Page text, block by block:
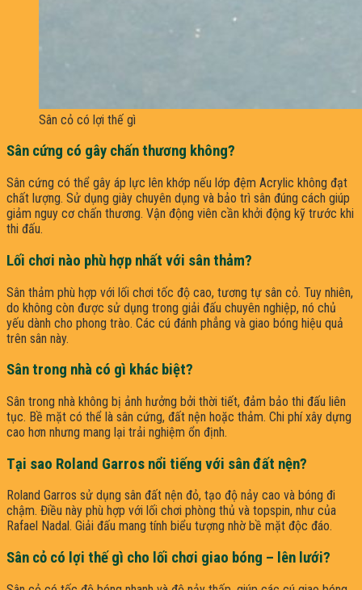
Sân cỏ có lợi thế gì
Sân cứng có gây chấn thương không?
Sân cứng có thể gây áp lực lên khớp nếu lớp đệm Acrylic không đạt
chất lượng. Sử dụng giày chuyên dụng và bảo trì sân đúng cách giúp
giảm nguy cơ chấn thương. Vận động viên cần khởi động kỹ trước khi
thi đấu.
Lối chơi nào phù hợp nhất với sân thảm?
Sân thảm phù hợp với lối chơi tốc độ cao, tương tự sân cỏ. Tuy nhiên,
do không còn được sử dụng trong giải đấu chuyên nghiệp, nó chủ
yếu dành cho phong trào. Các cú đánh phẳng và giao bóng hiệu quả
trên sân này.
Sân trong nhà có gì khác biệt?
Sân trong nhà không bị ảnh hưởng bởi thời tiết, đảm bảo thi đấu liên
tục. Bề mặt có thể là sân cứng, đất nện hoặc thảm. Chi phí xây dựng
cao hơn nhưng mang lại trải nghiệm ổn định.
Tại sao Roland Garros nổi tiếng với sân đất nện?
Roland Garros sử dụng sân đất nện đỏ, tạo độ nảy cao và bóng đi
chậm. Điều này phù hợp với lối chơi phòng thủ và topspin, như của
Rafael Nadal. Giải đấu mang tính biểu tượng nhờ bề mặt độc đáo.
Sân cỏ có lợi thế gì cho lối chơi giao bóng – lên lưới?